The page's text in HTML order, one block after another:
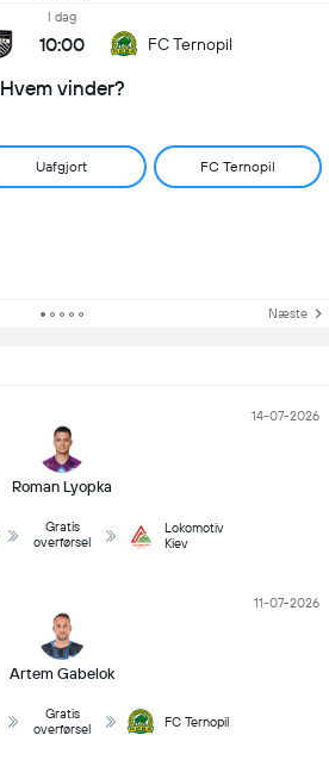
I dag
10:00 FC Ternopil
Hvem vinder?
Uafgjort FC Ternopil
Næste
Roman Lyopka
14-07-2026
Gratis
overførsel
Lokomotiv
Kiev
Artem Gabelok
11-07-2026
Gratis
overførsel
FC Ternopil